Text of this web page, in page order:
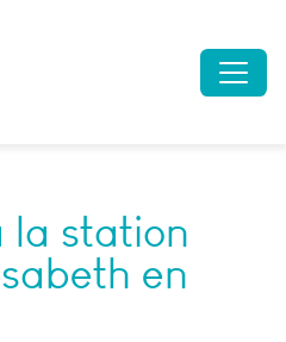
la station
en